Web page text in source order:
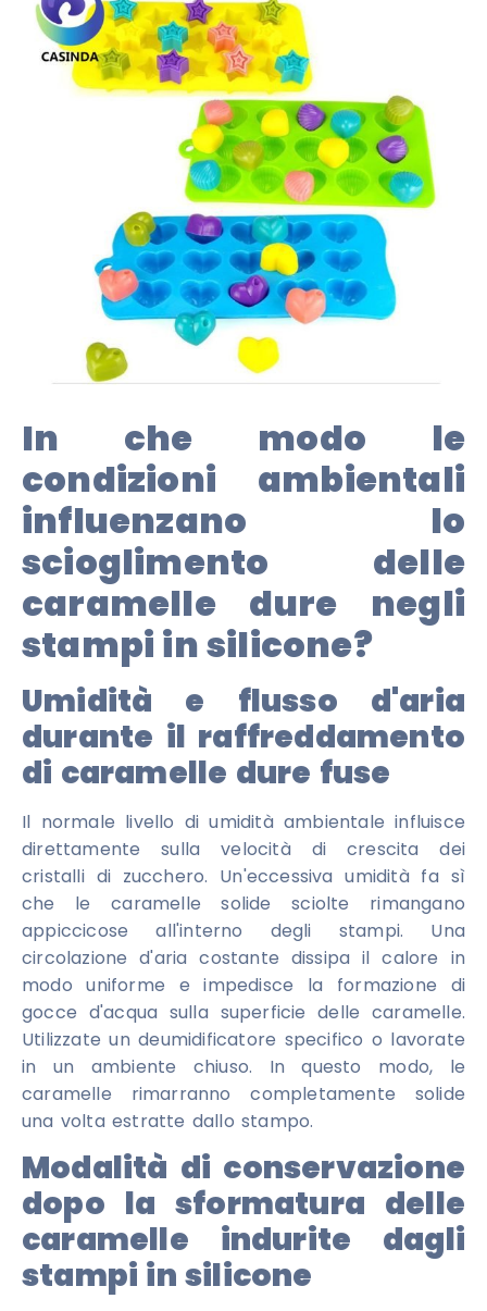
In che modo le
condizioni ambientali
influenzano lo
scioglimento delle
caramelle dure negli
stampi in silicone?
Umidità e flusso d'aria
durante il raffreddamento
di caramelle dure fuse
Il normale livello di umidità ambientale influisce
direttamente sulla velocità di crescita dei
cristalli di zucchero. Un'eccessiva umidità fa sì
che le caramelle solide sciolte rimangano
appiccicose all'interno degli stampi. Una
circolazione d'aria costante dissipa il calore in
modo uniforme e impedisce la formazione di
gocce d'acqua sulla superficie delle caramelle.
Utilizzate un deumidificatore specifico o lavorate
in un ambiente chiuso. In questo modo, le
caramelle rimarranno completamente solide
una volta estratte dallo stampo.
Modalità di conservazione
dopo la sformatura delle
caramelle indurite dagli
stampi in silicone